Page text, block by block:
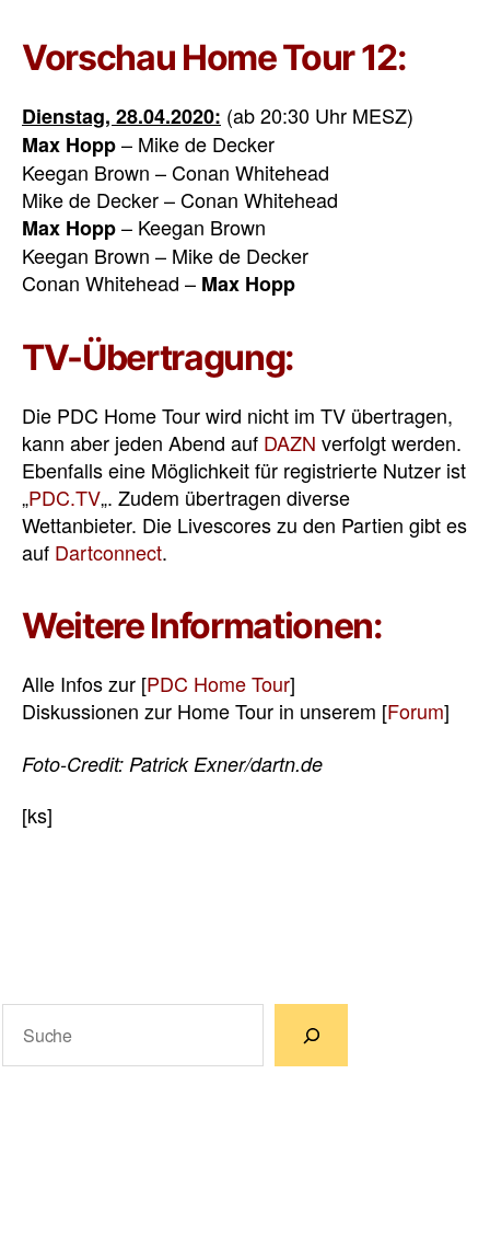
Vorschau Home Tour 12:
Dienstag, 28.04.2020: (ab 20:30 Uhr MESZ)
Max Hopp– Mike de Decker
Keegan Brown – Conan Whitehead
Mike de Decker – Conan Whitehead
Max Hopp– Keegan Brown
Keegan Brown – Mike de Decker
Conan Whitehead – Max Hopp
TV-Übertragung:
Die PDC Home Tour wird nicht im TV übertragen,
kann aber jeden Abend auf DAZN verfolgt werden.
Ebenfalls eine Möglichkeit für registrierte Nutzer ist
„PDC.TV„. Zudem übertragen diverse
Wettanbieter. Die Livescores zu den Partien gibt es
auf Dartconnect.
Weitere Informationen:
Alle Infos zur [PDC Home Tour]
Diskussionen zur Home Tour in unserem [Forum]
Foto-Credit: Patrick Exner/dartn.de
[ks]